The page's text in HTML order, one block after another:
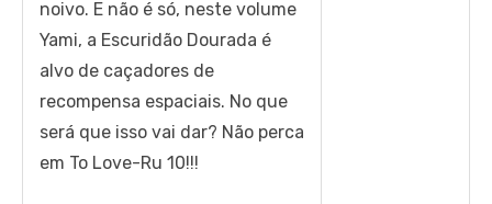
noivo. E não é só, neste volume
Yami, a Escuridão Dourada é
alvo de caçadores de
recompensa espaciais. No que
será que isso vai dar? Não perca
em To Love-Ru 10!!!